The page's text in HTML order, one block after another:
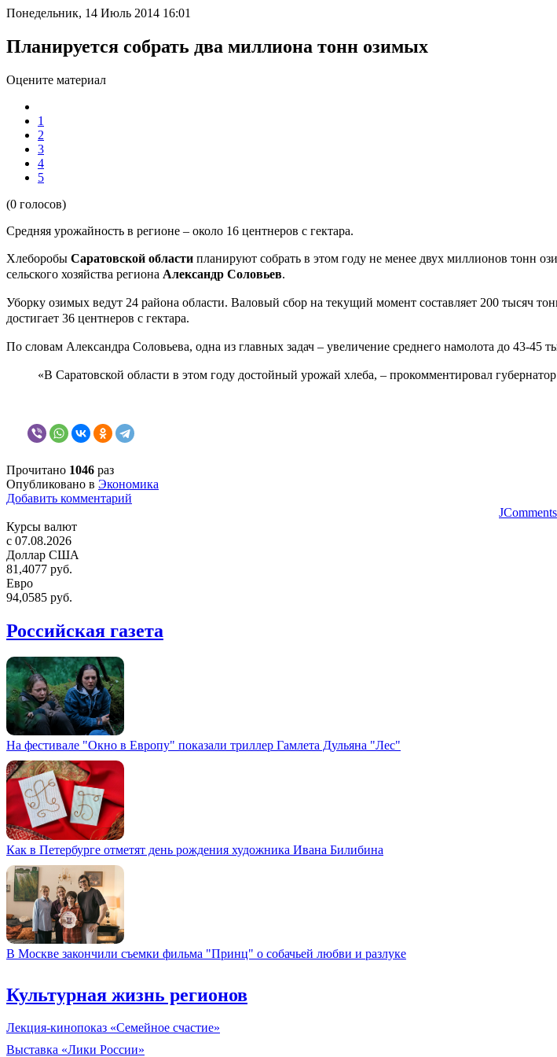
Понедельник, 14 Июль 2014 16:01
Планируется собрать два миллиона тонн озимых
Оцените материал
1
2
3
4
5
(0 голосов)
Средняя урожайность в регионе – около 16 центнеров с гектара.
Хлеборобы Саратовской области планируют собрать в этом году не менее двух миллионов тонн
сельского хозяйства региона Александр Соловьев.
Уборку озимых ведут 24 района области. Валовый сбор на текущий момент составляет 200 тысяч
достигает 36 центнеров с гектара.
По словам Александра Соловьева, одна из главных задач – увеличение среднего намолота до 43-45
«В Саратовской области в этом году достойный урожай хлеба, – прокомментировал губернатор
Прочитано 1046 раз
Опубликовано в Экономика
Добавить комментарий
JComments
Курсы валют
c 07.08.2026
Доллар США
81,4077 руб.
Евро
94,0585 руб.
Российская газета
На фестивале "Окно в Европу" показали триллер Гамлета Дульяна "Лес"
Как в Петербурге отметят день рождения художника Ивана Билибина
В Москве закончили съемки фильма "Принц" о собачьей любви и разлуке
Культурная жизнь регионов
Лекция-кинопоказ «Семейное счастие»
Выставка «Лики России»